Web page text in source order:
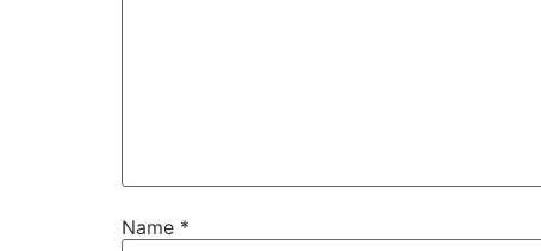
Name *